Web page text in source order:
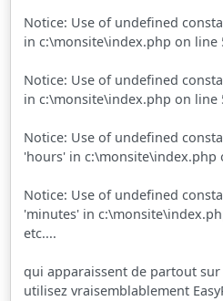
Notice: Use of undefined
in c:\monsite\index.php on line
Notice: Use of undefined
in c:\monsite\index.php on line
Notice: Use of undefined
'hours' in c:\monsite\index.php
Notice: Use of undefined
'minutes' in
etc....
qui apparaissent de partout
utilisez vraisemblablement